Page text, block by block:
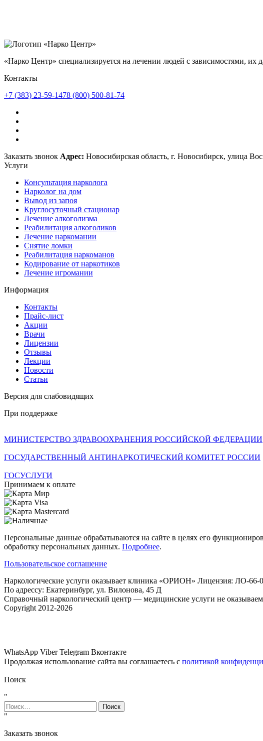
«Нарко Центр» специализируется на лечении людей с зависимостями, их
Контакты
+7 (383) 23-59-1478 (800) 500-81-74
Заказать звонок Адрес: Новосибирская область, г. Новосибирск, улица
Услуги
Консультация нарколога
Нарколог на дом
Вывод из запоя
Круглосуточный стационар
Лечение алкоголизма
Реабилитация алкоголиков
Лечение наркомании
Снятие ломки
Реабилитация наркоманов
Кодирование от наркотиков
Лечение игромании
Информация
Контакты
Прайс-лист
Акции
Врачи
Лицензии
Отзывы
Лекции
Новости
Статьи
Версия для слабовидящих
При поддержке
МИНИСТЕРСТВО ЗДРАВООХРАНЕНИЯ РОССИЙСКОЙ ФЕДЕРАЦИИ
ГОСУДАРСТВЕННЫЙ АНТИНАРКОТИЧЕСКИЙ КОМИТЕТ РОССИИ
ГОСУСЛУГИ
Принимаем к оплате
Персональные данные обрабатываются на сайте в целях его
обработку персональных данных. Подробнее.
Пользовательское соглашение
Наркологические услуги оказывает клиника «ОРИОН» Лицензия: ЛО-66-
По адрессу: Екатеринбург, ул. Вилонова, 45 Д
Справочный наркологический центр — медицинские услуги не оказываем
Copyright 2012-2026
WhatsApp Viber Telegram Вконтакте
Продолжая использование сайта вы соглашаетесь с политикой
Поиск
"
Найти:
"
Заказать звонок